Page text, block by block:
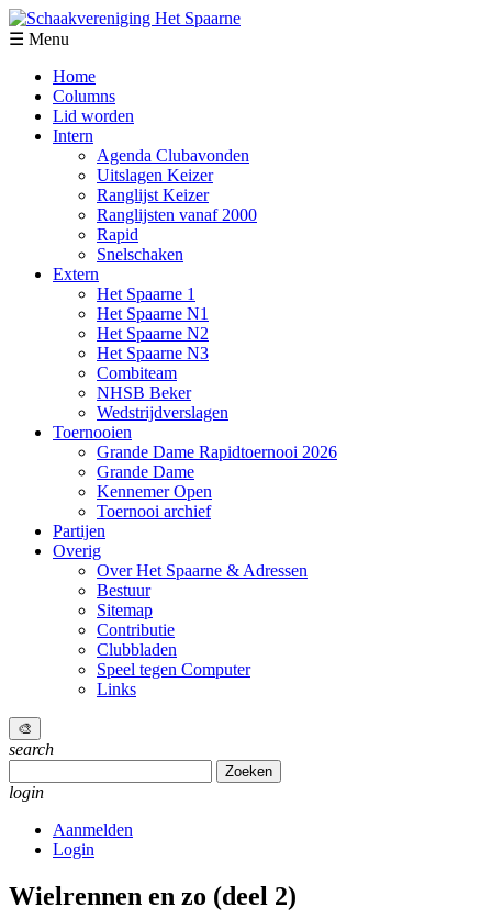
☰ Menu
Home
Columns
Lid worden
Intern
Agenda Clubavonden
Uitslagen Keizer
Ranglijst Keizer
Ranglijsten vanaf 2000
Rapid
Snelschaken
Extern
Het Spaarne 1
Het Spaarne N1
Het Spaarne N2
Het Spaarne N3
Combiteam
NHSB Beker
Wedstrijdverslagen
Toernooien
Grande Dame Rapidtoernooi 2026
Grande Dame
Kennemer Open
Toernooi archief
Partijen
Overig
Over Het Spaarne & Adressen
Bestuur
Sitemap
Contributie
Clubbladen
Speel tegen Computer
Links
🎨
search
naar:
login
Aanmelden
Login
Wielrennen en zo (deel 2)